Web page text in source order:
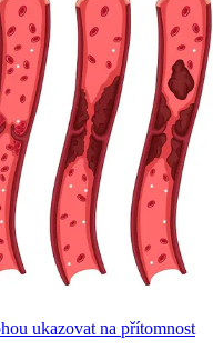
ukazovat na přítomnost